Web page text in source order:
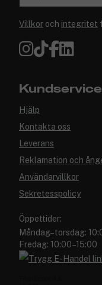
Villkor och integritet
Kundservice
Hjälp
Kontakta oss
Leverans
Reklamation och
Användarvillkor
Sekretesspolicy
Öppettider:
Måndag–torsdag:
Fredag: 10:00–15:00